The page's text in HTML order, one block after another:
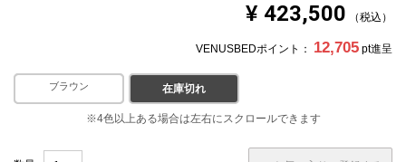
¥ 423,500 税込
VENUSBEDポイント： 12,705 pt進呈
ブラウン ホワイト
在庫切れ